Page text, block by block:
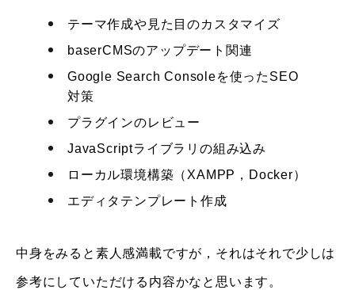
テーマ作成や見た目のカスタマイズ
baserCMSのアップデート関連
Google Search Consoleを使ったSEO
対策
プラグインのレビュー
JavaScriptライブラリの組み込み
ローカル環境構築（XAMPP，Docker）
エディタテンプレート作成
中身をみると素人感満載ですが，それはそれで少しは
参考にしていただける内容かなと思います。